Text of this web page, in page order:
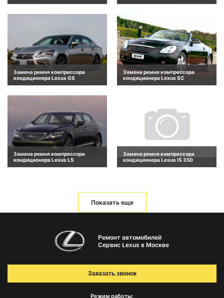
Замена ремня компрессора
кондиционера Lexus GS
Замена ремня компрессора
кондиционера Lexus SC
Замена ремня компрессора
кондиционера Lexus LS
Замена ремня компрессора
кондиционера Lexus IS 350
Показать еще
Ремонт автомобилей
Сервис Lexus в Москве
Режим работы:
Заказать звонок